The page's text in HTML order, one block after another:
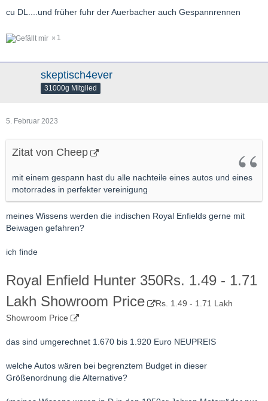
cu DL....und früher fuhr der Auerbacher auch Gespannrennen
1
skeptisch4ever
31000g Mitglied
5. Februar 2023
Zitat von Cheep
mit einem gespann hast du alle nachteile eines autos und eines
motorrades in perfekter vereinigung
meines Wissens werden die indischen Royal Enfields gerne mit
Beiwagen gefahren?
ich finde
Royal Enfield Hunter 350Rs. 1.49 - 1.71
Lakh Showroom Price
Rs. 1.49 - 1.71 Lakh
Showroom Price
das sind umgerechnet 1.670 bis 1.920 Euro NEUPREIS
welche Autos wären bei begrenztem Budget in dieser
Größenordnung die Alternative?